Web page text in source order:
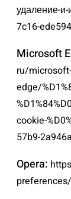
удаление-
7c16-
Microsoft
ru/microsoft-
edge/
cookie-
57b9-
Opera: